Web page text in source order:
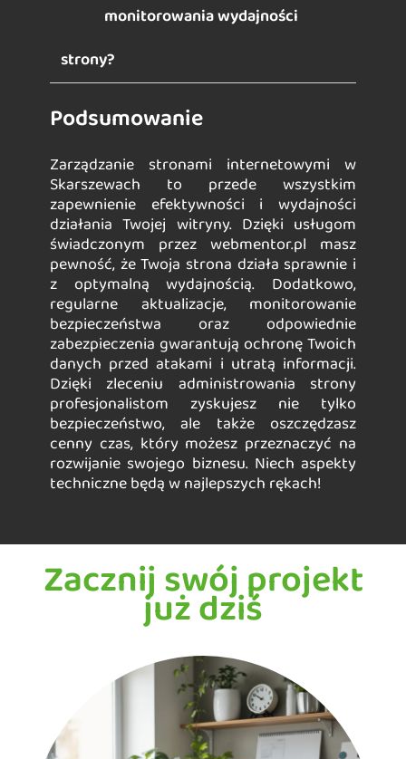
monitorowania wydajności
strony?
Podsumowanie
Zarządzanie stronami internetowymi w
Skarszewach to przede wszystkim
zapewnienie efektywności i wydajności
działania Twojej witryny. Dzięki usługom
świadczonym przez webmentor.pl masz
pewność, że Twoja strona działa sprawnie i
z optymalną wydajnością. Dodatkowo,
regularne aktualizacje, monitorowanie
bezpieczeństwa oraz odpowiednie
zabezpieczenia gwarantują ochronę Twoich
danych przed atakami i utratą informacji.
Dzięki zleceniu administrowania strony
profesjonalistom zyskujesz nie tylko
bezpieczeństwo, ale także oszczędzasz
cenny czas, który możesz przeznaczyć na
rozwijanie swojego biznesu. Niech aspekty
techniczne będą w najlepszych rękach!
Zacznij swój projekt
już dziś